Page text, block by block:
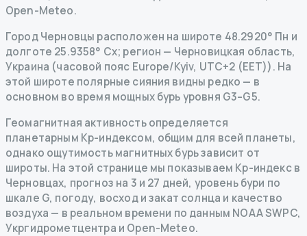
Open-Meteo.
Город Черновцы расположен на широте 48.2920° Пн и
долготе 25.9358° Сх; регион — Черновицкая область,
Украина (часовой пояс Europe/Kyiv, UTC+2 (EET)). На
этой широте полярные сияния видны редко — в
основном во время мощных бурь уровня G3–G5.
Геомагнитная активность определяется
планетарным Kp-индексом, общим для всей планеты,
однако ощутимость магнитных бурь зависит от
широты. На этой странице мы показываем Kp-индекс в
Черновцах, прогноз на 3 и 27 дней, уровень бури по
шкале G, погоду, восход и закат солнца и качество
воздуха — в реальном времени по данным NOAA SWPC,
Укргидрометцентра и Open-Meteo.